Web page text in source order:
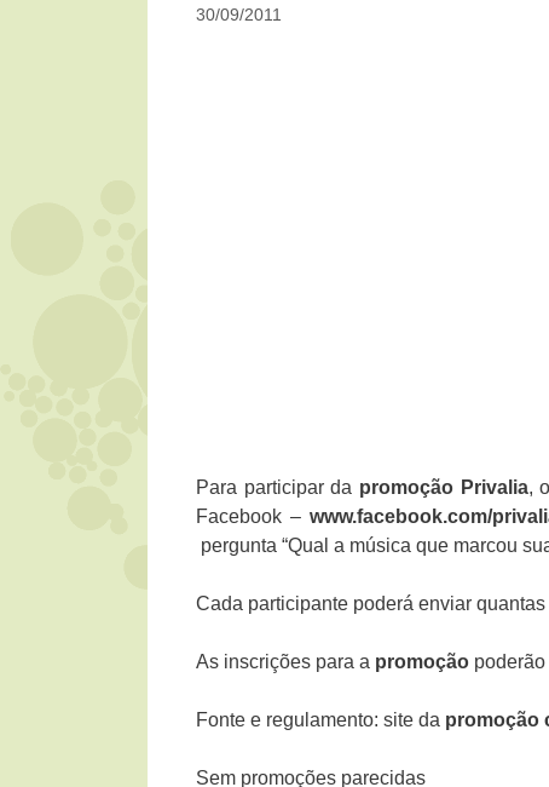
30/09/2011
Para participar da promoção Privalia,
Facebook –www.facebook.com/
pergunta “Qual a música que marcou
Cada participante poderá enviar
As inscrições para a promoção
Fonte e regulamento: site da promoção
Sem promoções parecidas